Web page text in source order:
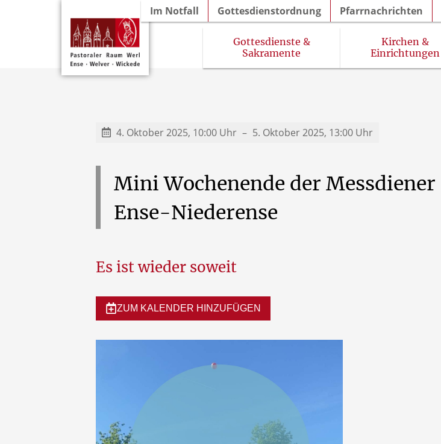
Gottesdienste &
Sakramente
Kirchen &
Einrichtungen
Im Notfall Gottesdienstordnung Pfarrnachrichten
4. Oktober 2025, 10:00 Uhr 5. Oktober 2025, 13:00 Uhr
Mini Wochenende der Messdiener
Ense-Niederense
Es ist wieder soweit
ZUM KALENDER HINZUFÜGEN